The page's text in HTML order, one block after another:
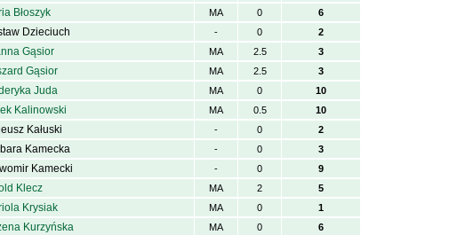
Błoszyk MA 0
6
Dzieciuch - 0
2
Gąsior MA 2.5
3
Gąsior MA 2.5
3
Juda MA 0
10
Kalinowski MA 0.5
10
Kałuski - 0
2
Kamecka - 0
3
Kamecki - 0
9
Klecz MA 2
5
Krysiak MA 0
1
Kurzyńska MA 0
6